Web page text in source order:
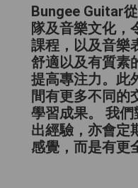
Bungee Guitar
隊及音樂文化，
課程，以及音樂
舒適以及有質素
提高專注力。此
間有更多不同的
學習成果。 我們
出經驗，亦會定
感覺，而是有更